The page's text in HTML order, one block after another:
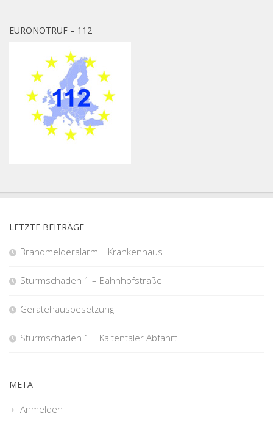
EURONOTRUF – 112
LETZTE BEITRÄGE
Brandmelderalarm – Krankenhaus
Sturmschaden 1 – Bahnhofstraße
Gerätehausbesetzung
Sturmschaden 1 – Kaltentaler Abfahrt
META
Anmelden